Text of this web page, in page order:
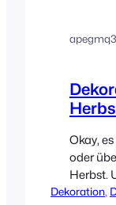
Okay,
oder
Herbst.
lässt
Dekoration,